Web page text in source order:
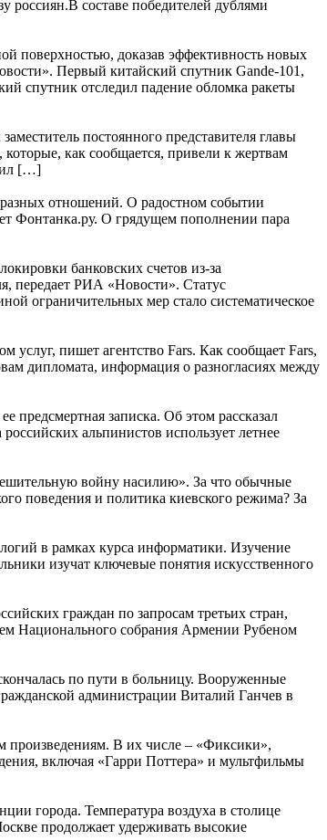
россиян.В составе победителей дублями
поверхностью, доказав эффективность новых
Первый китайский спутник Gande-101,
спутник отследил падение обломка ракеты
постоянного представителя главы
как сообщается, привели к жертвам
[…]
разных отношений. О радостном событии
Фонтанка.ру. О грядущем пополнении пара
банковских счетов из-за
передает РИА «Новости». Статус
ограничительных мер стало систематическое
услуг, пишет агентство Fars. Как сообщает Fars,
дипломата, информация о разногласиях между
предсмертная записка. Об этом рассказал
альпинистов использует летнее
войну насилию». За что обычные
поведения и политика киевского режима? За
в рамках курса информатики. Изучение
изучат ключевые понятия искусственного
граждан по запросам третьих стран,
Национального собрания Армении Рубеном
по пути в больницу. Вооруженные
администрации Виталий Ганчев в
произведениям. В их числе – «Фиксики»,
включая «Гарри Поттера» и мультфильмы
города. Температура воздуха в столице
продолжает удерживать высокие